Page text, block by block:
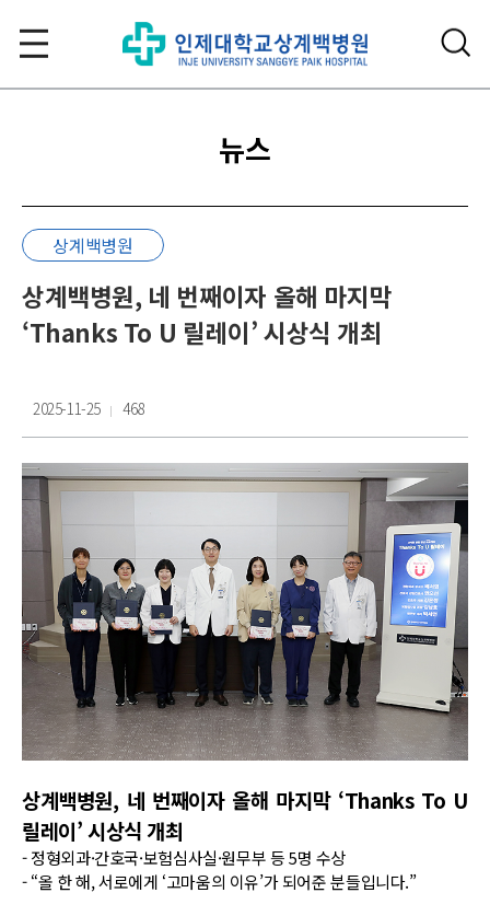
뉴스
상계백병원
상계백병원, 네 번째이자 올해 마지막
‘Thanks To U 릴레이’ 시상식 개최
2025-11-25 468
상계백병원, 네 번째이자 올해 마지막 ‘Thanks To U
릴레이’ 시상식 개최
- 정형외과·간호국·보험심사실·원무부 등 5명 수상
- “올 한 해, 서로에게 ‘고마움의 이유’가 되어준 분들입니다.”